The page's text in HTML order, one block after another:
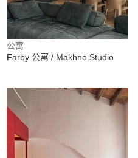
公寓
Farby 公寓 / Makhno Studio